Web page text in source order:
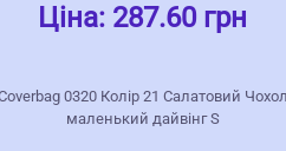
Ціна: 287.60 грн
0320 Колір 21 Салатовий Чохол
маленький дайвінг S